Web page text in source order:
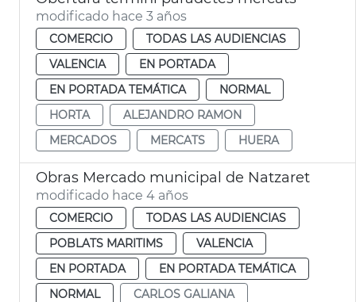
modificado hace 3 años
COMERCIO
TODAS LAS AUDIENCIAS
VALENCIA
EN PORTADA
EN PORTADA TEMÁTICA
NORMAL
HORTA
ALEJANDRO RAMON
MERCADOS
MERCATS HUERA
Obras Mercado municipal de Natzaret
modificado hace 4 años
COMERCIO
TODAS LAS AUDIENCIAS
POBLATS MARITIMS
VALENCIA
EN PORTADA
EN PORTADA TEMÁTICA
NORMAL
CARLOS GALIANA